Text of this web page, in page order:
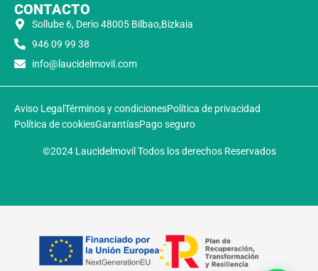
CONTACTO
Sollube 6, Derio 48005 Bilbao,Bizkaia
946 09 99 38
info@laucidelmovil.com
Aviso Legal Términos y condicionesPolítica de privacidad
Política de cookiesGarantíasPago seguro
©2024 Laucidelmovil Todos los derechos Reservados